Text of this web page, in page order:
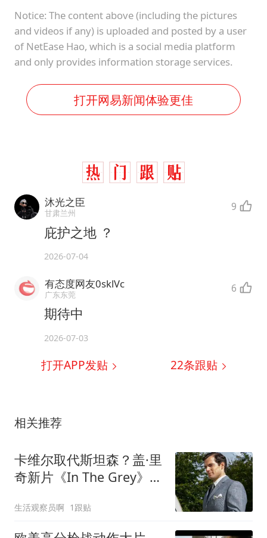
Notice: The content above (including the pictures
and videos if any) is uploaded and posted by a user
of NetEase Hao, which is a social media platform
and only provides information storage services.
打开网易新闻体验更佳
沐光之臣
甘肃兰州 9
庇护之地 ？
2026-07-04
有态度网友0sklVc
广东东莞 6
期待中
2026-07-03
打开APP发贴 22条跟贴
相关推荐
卡维尔取代斯坦森？盖·里
奇新片《In The Grey》流
成热榜黑马
生活观察员啊 1跟贴